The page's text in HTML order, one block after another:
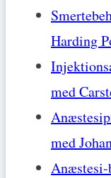
Harding
med
med
Anæstesi-